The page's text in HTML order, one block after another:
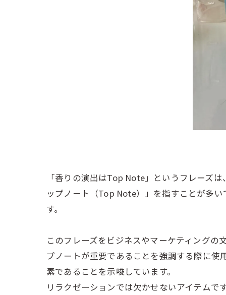
「香りの演出はTop Note」というフレーズ
ップノート（Top Note）」を指すことが多
す。
このフレーズをビジネスやマーケティング
プノートが重要であることを強調する際に
素であることを示唆しています。
リラクゼーションでは欠かせないアイテムです